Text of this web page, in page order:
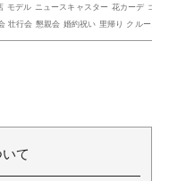
デル ニュースキャスター 花カーデ ゴー
壮行会 懇親会 婚約祝い 里帰り クルーズ
て